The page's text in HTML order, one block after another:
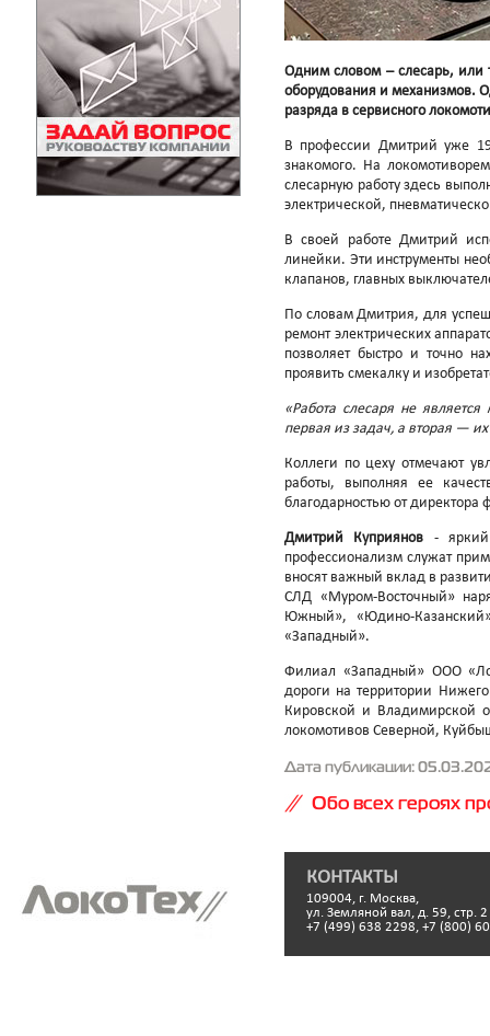
Одним словом – слесарь, или
оборудования и механизмов.
разряда в сервисного
В профессии Дмитрий уже
знакомого. На
слесарную работу здесь
электрической,
В своей работе Дмитрий
линейки. Эти инструменты
клапанов, главных
По словам Дмитрия, для
ремонт электрических
позволяет быстро и точно
проявить смекалку и
«Работа слесаря не
первая из задач, а вторая —
Коллеги по цеху отмечают
работы, выполняя ее
благодарностью от
Дмитрий Куприянов - яркий
профессионализм служат
вносят важный вклад в
СЛД «Муром-Восточный»
Южный», «Юдино-
«Западный».
Филиал «Западный» ООО
дороги на территории
Кировской и Владимирской
локомотивов Северной,
Дата публикации:
Обо всех героях
КОНТАКТЫ
109004, г. Москва,
ул. Земляной вал, д. 59, стр. 2
+7 (499) 638 2298, +7 (800)